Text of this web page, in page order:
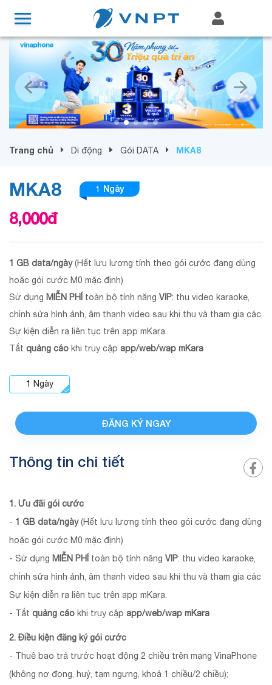
Trang chủ Di động Gói DATA MKA8
MKA8 1 Ngày
8,000đ
1 GB data/ngày(Hết lưu lượng tính theo gói cước đang dùng
hoặc gói cước M0 mặc định)
Sử dụng MIỄN PHÍ toàn bộ tính năng VIP: thu video karaoke,
chỉnh sửa hình ảnh, âm thanh video sau khi thu và tham gia các
Sự kiện diễn ra liên tục trên app mKara.
Tắt quảng cáo khi truy cập app/web/wap mKara
1 Ngày
ĐĂNG KÝ NGAY
Thông tin chi tiết
1. Ưu đãi gói cước
- 1 GB data/ngày(Hết lưu lượng tính theo gói cước đang dùng
hoặc gói cước M0 mặc định)
- Sử dụng MIỄN PHÍ toàn bộ tính năng VIP: thu video karaoke,
chỉnh sửa hình ảnh, âm thanh video sau khi thu và tham gia các
Sự kiện diễn ra liên tục trên app mKara.
- Tắt quảng cáo khi truy cập app/web/wap mKara
2. Điều kiện đăng ký gói cước
- Thuê bao trả trước hoạt động 2 chiều trên mạng VinaPhone
(không nợ đọng, huỷ, tạm ngưng, khoá 1 chiều/2 chiều);